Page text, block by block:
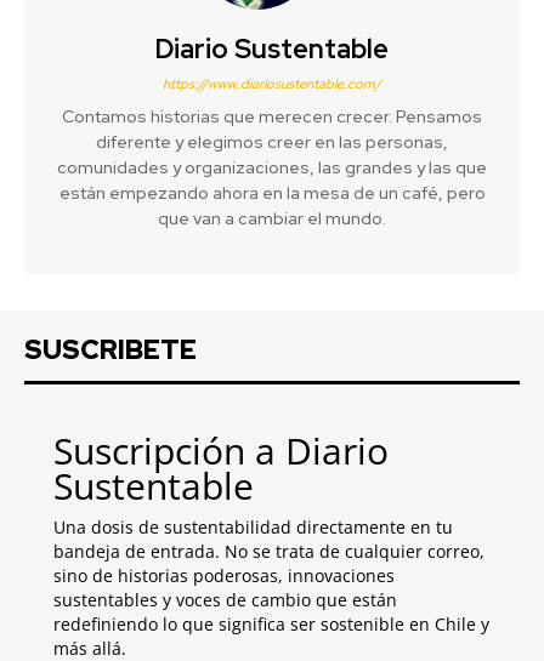
Diario Sustentable
https://www.diariosustentable.com/
Contamos historias que merecen crecer. Pensamos
diferente y elegimos creer en las personas,
comunidades y organizaciones, las grandes y las que
están empezando ahora en la mesa de un café, pero
que van a cambiar el mundo.
SUSCRIBETE
Suscripción a Diario
Sustentable
Una dosis de sustentabilidad directamente en tu
bandeja de entrada. No se trata de cualquier correo,
sino de historias poderosas, innovaciones
sustentables y voces de cambio que están
redefiniendo lo que significa ser sostenible en Chile y
más allá.